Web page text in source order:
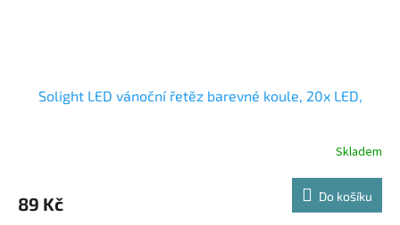
Solight LED vánoční řetěz barevné koule, 20x LED,
Skladem
89 Kč Do košíku